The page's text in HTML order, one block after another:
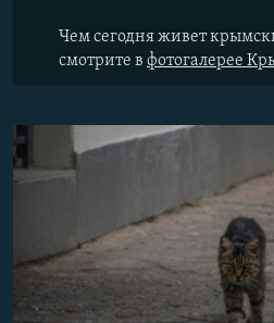
Чем сегодня живет
смотрите в фотогалерее